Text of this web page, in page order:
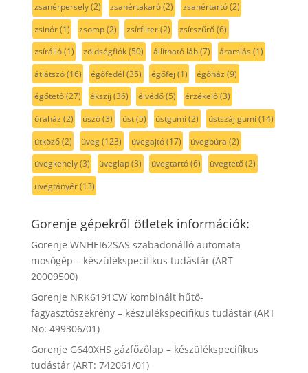
zsanérpersely(2) zsanértakaró(2) zsanértartó(2)
zsinór(1) zsomp(2) zsírfilter(2) zsírszűrő(6)
zsírálló(1) zöldségfiók(50) állítható láb(7) áramlás (1)
átlátszó(16) égőfedél (35) égőfej (1) égőház (9)
égőtető(27) ékszíj (36) élvédő(5) érzékelő(3)
óraház (2) úszó(3) üst(5) üstgumi (2) üstszáj gumi (14)
ütköző(2) üveg(123) üvegajtó(17) üvegbúra (2)
üvegkehely(3) üveglap(3) üvegtartó(6) üvegtető(2)
üvegtányér(13)
Gorenje gépekről ötletek információk:
Gorenje WNHEI62SAS szabadonálló automata
mosógép – készülékspecifikus tudástár (ART
20009500)
Gorenje NRK6191CW kombinált hűtő-
fagyasztószekrény – készülékspecifikus tudástár (ART
No: 499306/01)
Gorenje G640XHS gázfőzőlap – készülékspecifikus
tudástár (ART: 742061/01)